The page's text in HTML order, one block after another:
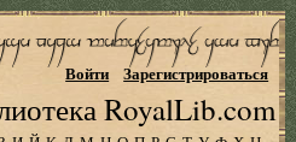
RoyalLib.com
Войти Зарегистрироваться